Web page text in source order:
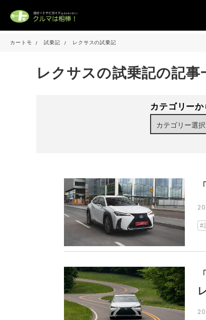
カートモ 試乗記 レクサスの試乗記
レクサスの試乗記の記事
カテゴリー